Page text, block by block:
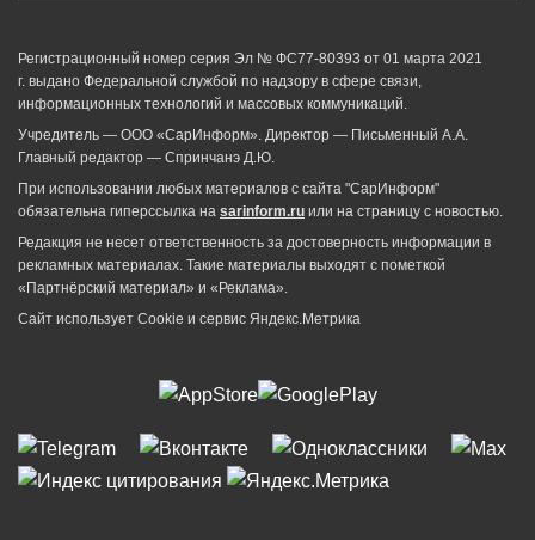
Регистрационный номер серия Эл № ФС77-80393 от 01 марта 2021
г. выдано Федеральной службой по надзору в сфере связи,
информационных технологий и массовых коммуникаций.
Учредитель — ООО «СарИнформ». Директор — Письменный А.А.
Главный редактор — Спринчанэ Д.Ю.
При использовании любых материалов с сайта "СарИнформ"
обязательна гиперссылка на sarinform.ru или на страницу с новостью.
Редакция не несет ответственность за достоверность информации в
рекламных материалах. Такие материалы выходят с пометкой
«Партнёрский материал» и «Реклама».
Сайт использует Cookie и сервиc Яндекс.Метрика